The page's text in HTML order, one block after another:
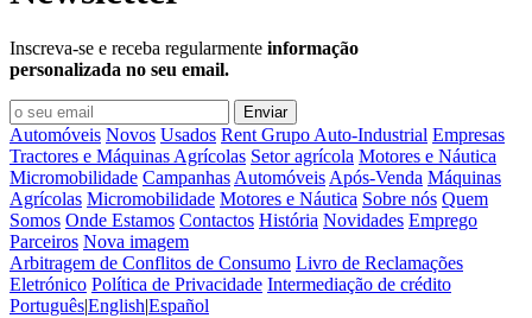
Inscreva-se e receba regularmente informação
personalizada no seu email.
Automóveis Novos Usados Rent Grupo Auto-Industrial Empresas
Tractores e Máquinas Agrícolas Setor agrícola Motores e Náutica
Micromobilidade CampanhasAutomóveisApós-Venda Máquinas
Agrícolas Micromobilidade Motores e Náutica Sobre nós Quem
Somos Onde Estamos Contactos História Novidades Emprego
Parceiros Nova imagem
Arbitragem de Conflitos de Consumo Livro de Reclamações
Eletrónico Política de Privacidade Intermediação de crédito
PortuguêsEnglishEspañol